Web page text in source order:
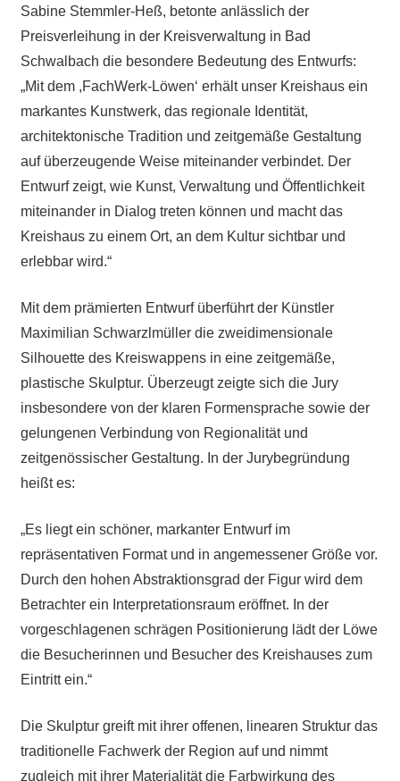
Sabine Stemmler-Heß, betonte anlässlich der
Preisverleihung in der Kreisverwaltung in Bad
Schwalbach die besondere Bedeutung des Entwurfs:
„Mit dem ,FachWerk-Löwen‘ erhält unser Kreishaus ein
markantes Kunstwerk, das regionale Identität,
architektonische Tradition und zeitgemäße Gestaltung
auf überzeugende Weise miteinander verbindet. Der
Entwurf zeigt, wie Kunst, Verwaltung und Öffentlichkeit
miteinander in Dialog treten können und macht das
Kreishaus zu einem Ort, an dem Kultur sichtbar und
erlebbar wird.“
Mit dem prämierten Entwurf überführt der Künstler
Maximilian Schwarzlmüller die zweidimensionale
Silhouette des Kreiswappens in eine zeitgemäße,
plastische Skulptur. Überzeugt zeigte sich die Jury
insbesondere von der klaren Formensprache sowie der
gelungenen Verbindung von Regionalität und
zeitgenössischer Gestaltung. In der Jurybegründung
heißt es:
„Es liegt ein schöner, markanter Entwurf im
repräsentativen Format und in angemessener Größe vor.
Durch den hohen Abstraktionsgrad der Figur wird dem
Betrachter ein Interpretationsraum eröffnet. In der
vorgeschlagenen schrägen Positionierung lädt der Löwe
die Besucherinnen und Besucher des Kreishauses zum
Eintritt ein.“
Die Skulptur greift mit ihrer offenen, linearen Struktur das
traditionelle Fachwerk der Region auf und nimmt
zugleich mit ihrer Materialität die Farbwirkung des